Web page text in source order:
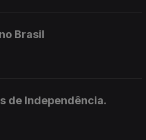
Brasil
de Independência.